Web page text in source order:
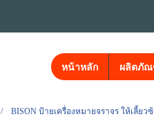
หน้าหลัก ผลิตภั
BISON ป้ายเครื่องหมายจราจร ให้เลี้ยว